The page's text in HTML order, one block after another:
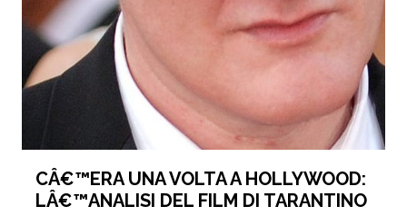
CÂ€™ERA UNA VOLTA A HOLLYWOOD:
LÂ€™ANALISI DEL FILM DI TARANTINO